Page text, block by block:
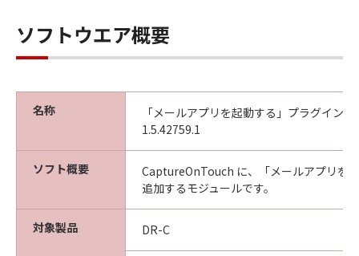
ソフトウエア概要
名称
「メールアプリを起動する」プラグイン
1.5.42759.1
ソフト概要
CaptureOnTouch に、「メールアプリを
追加するモジュールです。
対象製品 DR-C